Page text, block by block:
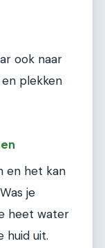
ook naar
plekken
en het kan
je
heet water
huid uit.